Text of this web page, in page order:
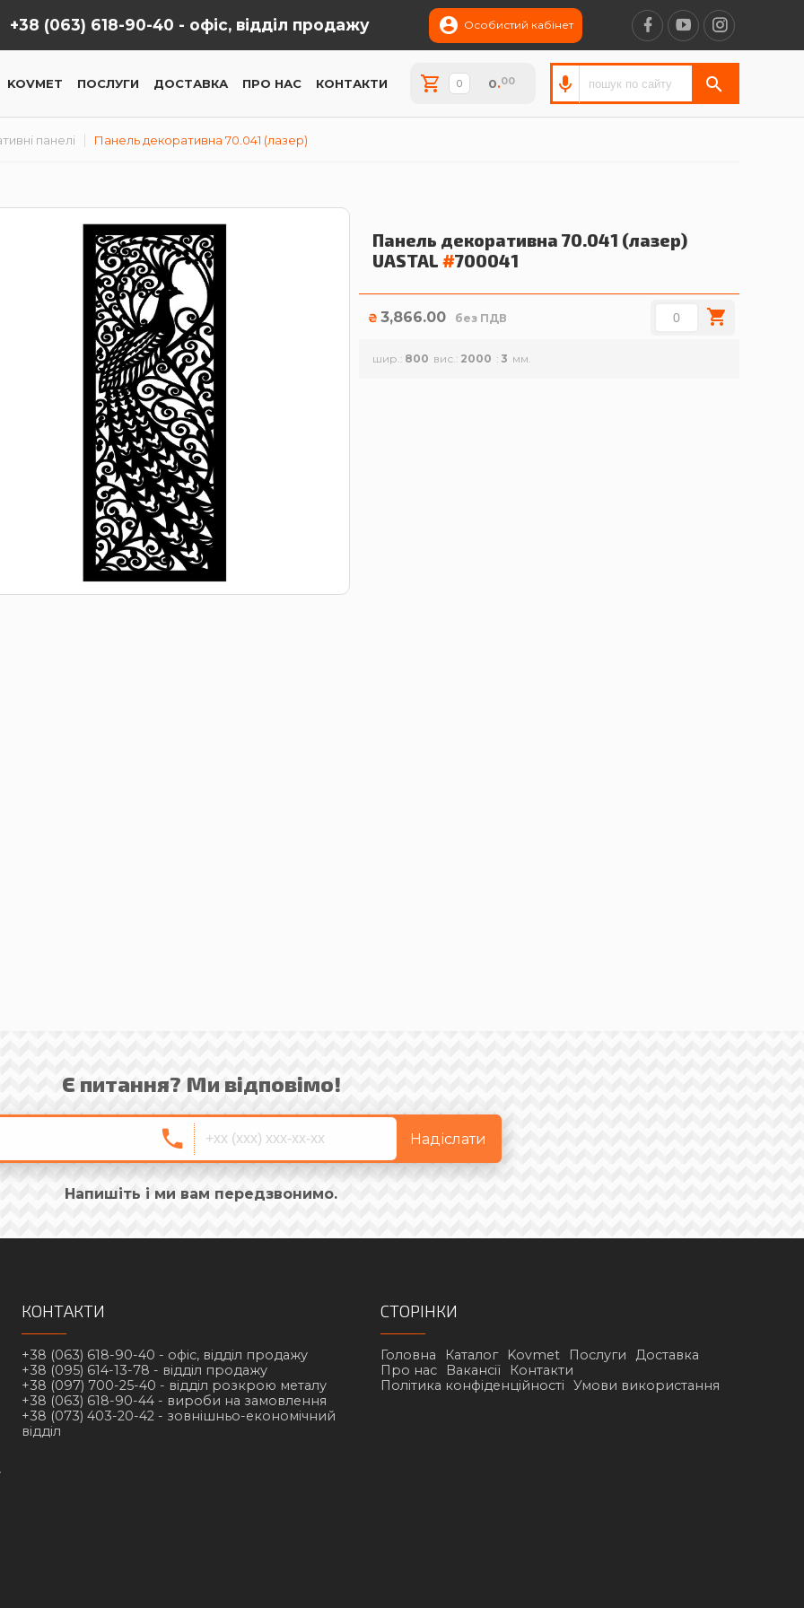
+38 (063) 618-90-40 - офіс, відділ продажу Особистий кабінет
KOVMET ПОСЛУГИ ДОСТАВКА ПРО НАС КОНТАКТИ 0.00
панелі Панель декоративна 70.041 (лазер)
Панель декоративна 70.041 (лазер)
UASTAL #700041
₴ 3,866.00 без ПДВ
шир. 800 вис. 2000 3
Є питання? Ми відповімо!
Надіслати
Напишіть і ми вам передзвонимо.
КОНТАКТИ
+38 (063) 618-90-40 - офіс, відділ продажу
+38 (095) 614-13-78 - відділ продажу
+38 (097) 700-25-40 - відділ розкрою металу
+38 (063) 618-90-44 - вироби на замовлення
+38 (073) 403-20-42 - зовнішньо-економічний
відділ
СТОРІНКИ
Головна Каталог Kovmet Послуги
Доставка
Про нас
Вакансії
Контакти
Політика конфіденційності
Умови використання